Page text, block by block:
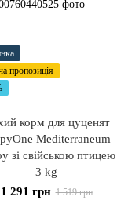
пропозиція
корм для цуценят
Mediterraneum
зі свійською птицею
3 kg
1 291 грн 1 519 грн